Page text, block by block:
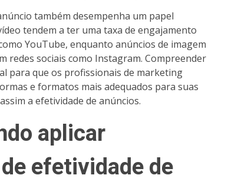
também desempenha um papel
tendem a ter uma taxa de engajamento
YouTube, enquanto anúncios de imagem
redes sociais como Instagram. Compreender
para que os profissionais de marketing
e formatos mais adequados para suas
a efetividade de anúncios.
aplicar
efetividade de